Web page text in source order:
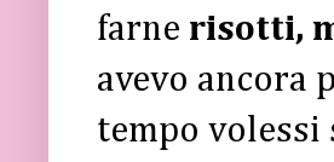
farne risotti,
avevo ancora
tempo volessi